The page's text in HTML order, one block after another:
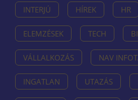
INTERJÚ HÍREK HR
ELEMZÉSEK TECH
VÁLLALKOZÁS NAV
INGATLAN UTAZÁS